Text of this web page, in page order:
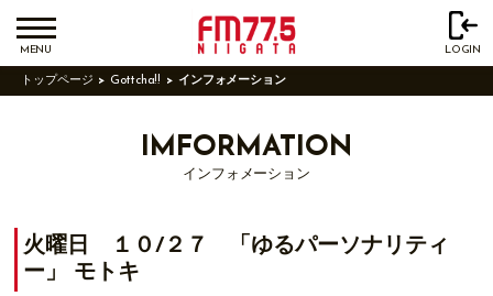
MENU LOGIN
トップページ Gottcha!! インフォメーション
IMFORMATION
インフォメーション
火曜日 １０/２７ 「ゆるパーソナリティ
ー」 モトキ